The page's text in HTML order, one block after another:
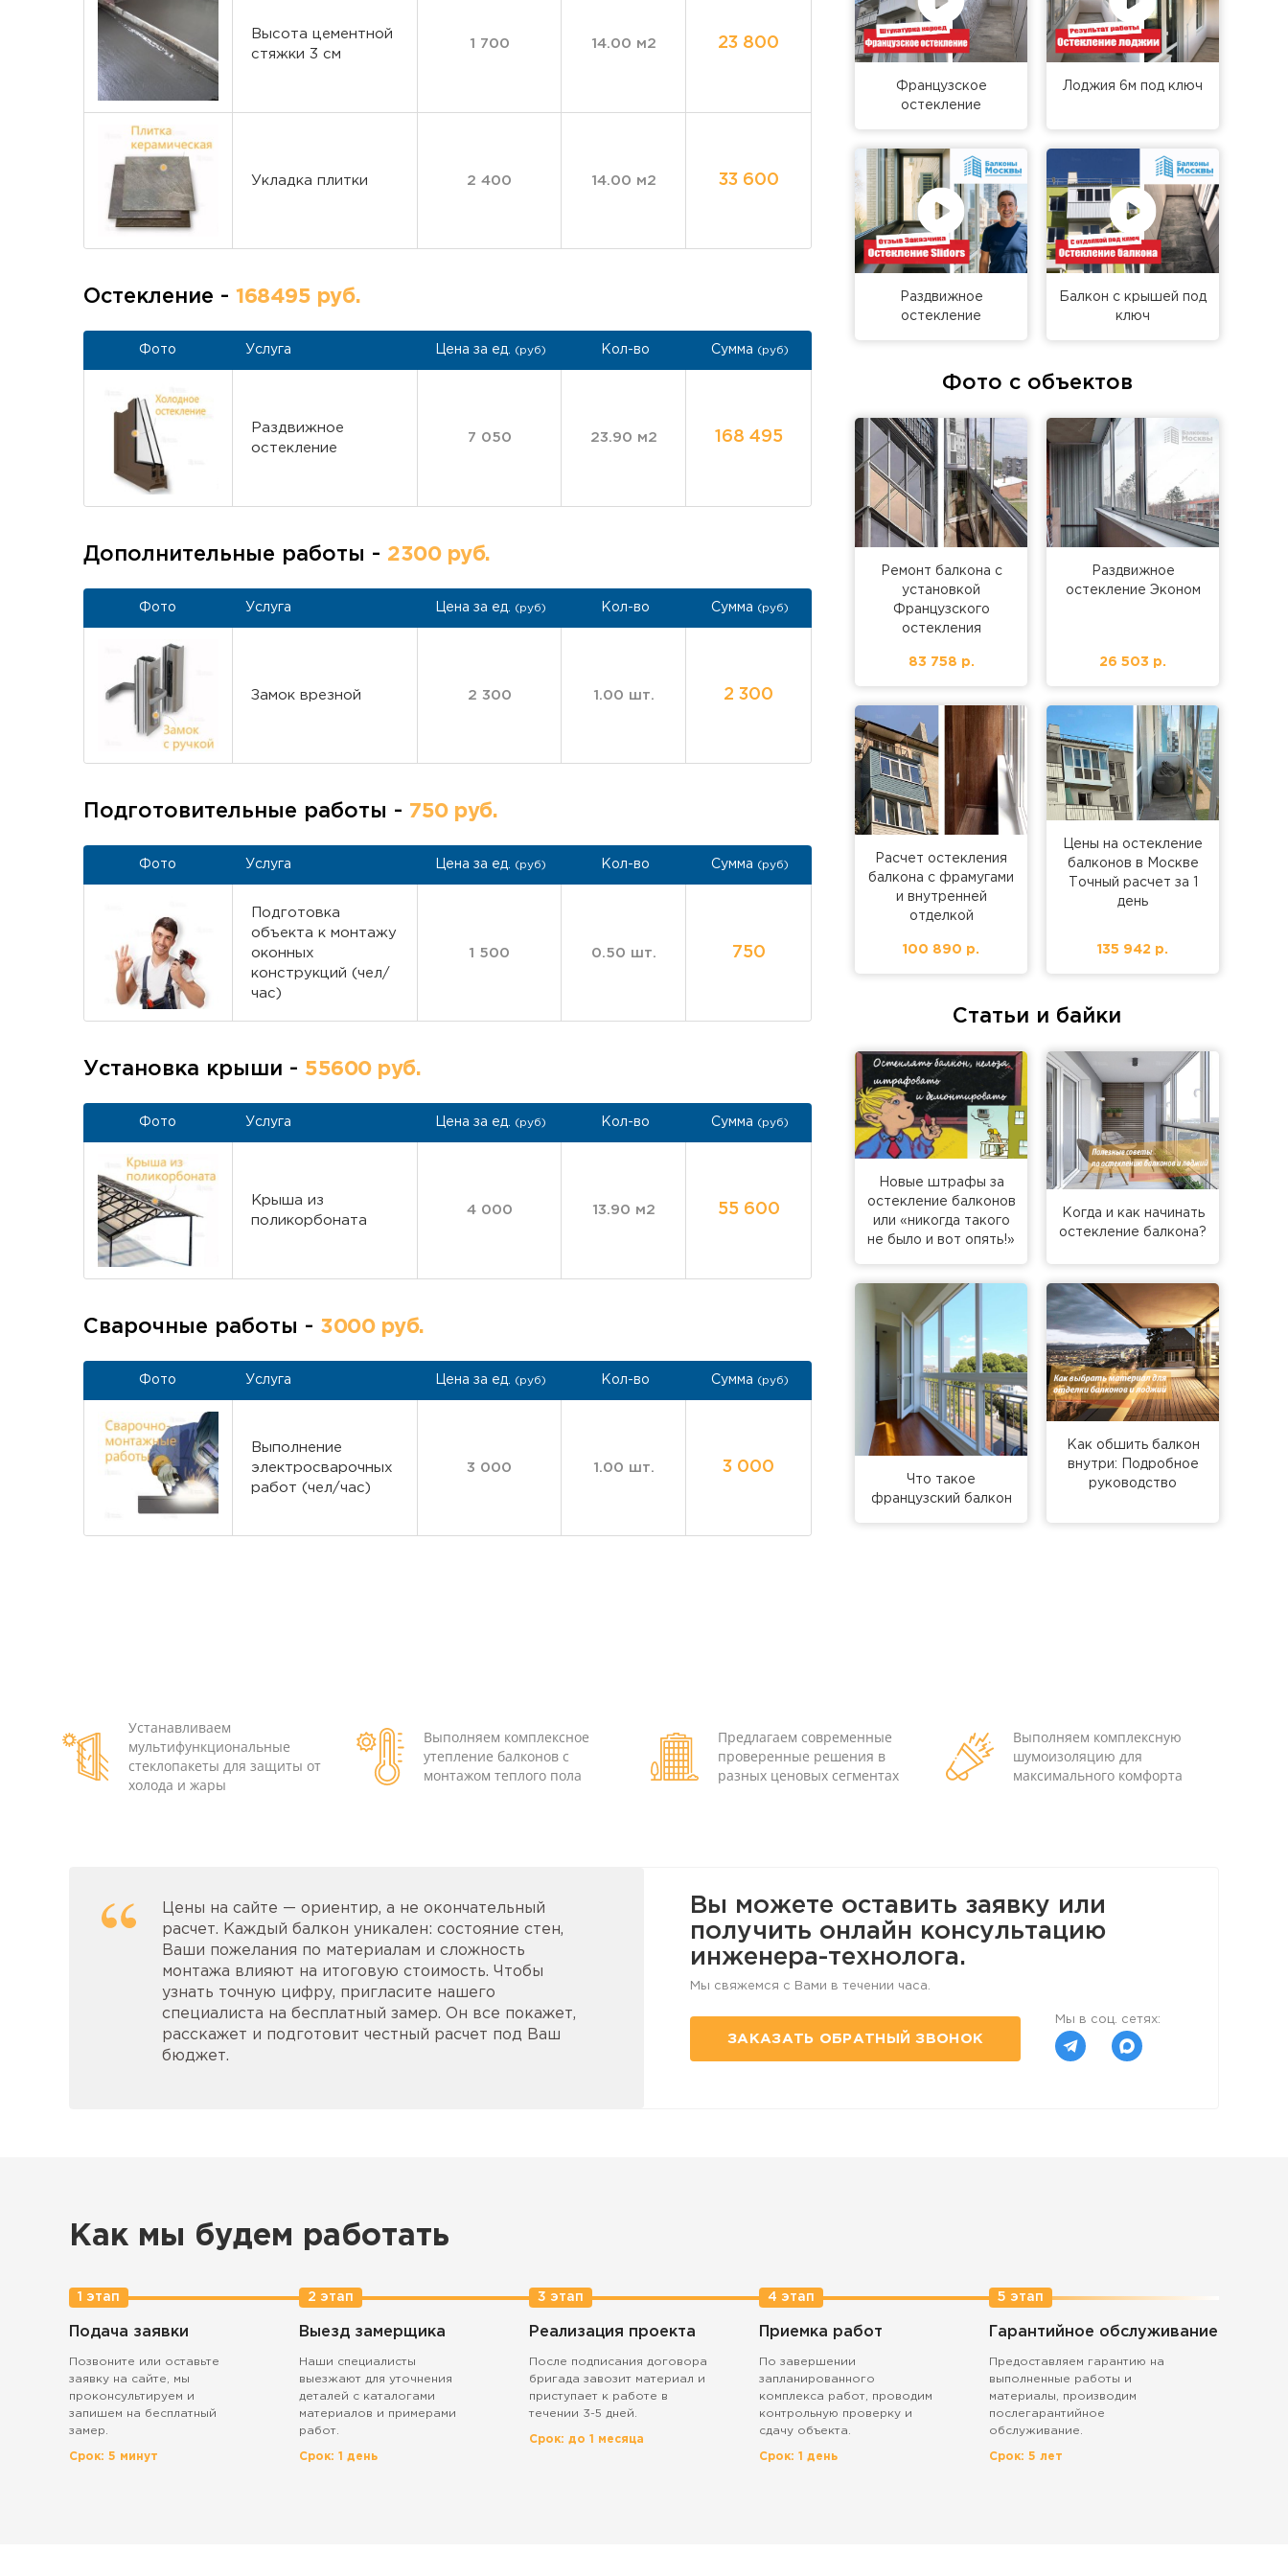
Устанавливаем
мультифункциональные
стеклопакеты для защиты от
холода и жары
Выполняем комплексное
утепление балконов с
монтажом теплого пола
Предлагаем современные
проверенные решения в
разных ценовых сегментах
Выполняем комплексную
шумоизоляцию для
максимального комфорта
Цены на сайте — ориентир, а не окончательный
расчет. Каждый балкон уникален: состояние стен,
Ваши пожелания по материалам и сложность
монтажа влияют на итоговую стоимость. Чтобы
узнать точную цифру, пригласите нашего
специалиста на бесплатный замер. Он все покажет,
расскажет и подготовит честный расчет под Ваш
бюджет.
Вы можете оставить заявку или
получить онлайн консультацию
инженера-технолога.
Мы свяжемся с Вами в течении часа.
ЗАКАЗАТЬ ОБРАТНЫЙ ЗВОНОК
Мы в соц. сетях:
Высота цементной
стяжки 3 см
1 700 14.00 м2 23 800
Укладка плитки 2 400 14.00 м2 33 600
Остекление - 168495 руб.
Фото Услуга Цена за ед. (руб) Кол-во Сумма (руб)
Раздвижное
остекление
7 050 23.90 м2 168 495
Дополнительные работы - 2300 руб.
Фото Услуга Цена за ед. (руб) Кол-во Сумма (руб)
Замок врезной 2 300 1.00 шт. 2 300
Подготовительные работы - 750 руб.
Фото Услуга Цена за ед. (руб) Кол-во Сумма (руб)
Подготовка
объекта к монтажу
оконных
конструкций (чел/
час)
1 500 0.50 шт. 750
Установка крыши - 55600 руб.
Фото Услуга Цена за ед. (руб) Кол-во Сумма (руб)
Крыша из
поликорбоната
4 000 13.90 м2 55 600
Сварочные работы - 3000 руб.
Фото Услуга Цена за ед. (руб) Кол-во Сумма (руб)
Выполнение
электросварочных
работ (чел/час)
3 000 1.00 шт. 3 000
Французское
остекление
Лоджия 6м под ключ
Раздвижное
остекление
Балкон с крышей под
ключ
Фото с объектов
Ремонт балкона с
установкой
Французского
остекления
83 758 р.
Раздвижное
остекление Эконом
26 503 р.
Расчет остекления
балкона с фрамугами
и внутренней
отделкой
100 890 р.
Цены на остекление
балконов в Москве
Точный расчет за 1
день
135 942 р.
Статьи и байки
Новые штрафы за
остекление балконов
или «никогда такого
не было и вот опять!»
Когда и как начинать
остекление балкона?
Что такое
французский балкон
Как обшить балкон
внутри: Подробное
руководство
Как мы будем работать
1 этап
Подача заявки
Позвоните или оставьте
заявку на сайте, мы
проконсультируем и
запишем на бесплатный
замер.
Срок: 5 минут
2 этап
Выезд замерщика
Наши специалисты
выезжают для уточнения
деталей с каталогами
материалов и примерами
работ.
Срок: 1 день
3 этап
Реализация проекта
После подписания договора
бригада завозит материал и
приступает к работе в
течении 3-5 дней.
Срок: до 1 месяца
4 этап
Приемка работ
По завершении
запланированного
комплекса работ, проводим
контрольную проверку и
сдачу объекта.
Срок: 1 день
5 этап
Гарантийное обслуживание
Предоставляем гарантию на
выполненные работы и
материалы, производим
послегарантийное
обслуживание.
Срок: 5 лет